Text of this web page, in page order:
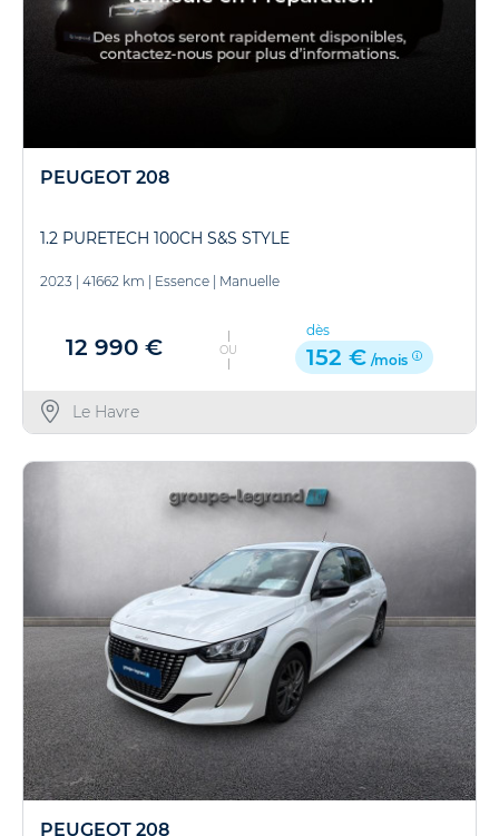
PEUGEOT 208
1.2 PURETECH 100CH S&S STYLE
2023 41662 km Essence Manuelle
12 990 € OU
dès
152 € /mois
Le Havre
PEUGEOT 208